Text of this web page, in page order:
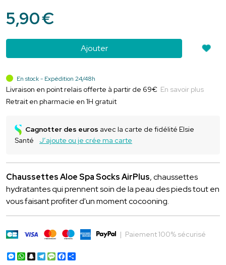
5,90€
Ajouter
En stock - Expédition 24/48h
Livraison en point relais offerte à partir de 69€ En savoir plus
Retrait en pharmacie en 1H gratuit
Cagnotter des euros avec la carte de fidélité Elsie
Santé
J’ajoute ou je crée ma carte
Chaussettes Aloe Spa Socks AirPlus, chaussettes
hydratantes qui prennent soin de la peau des pieds tout en
vous faisant profiter d'un moment cocooning.
| Paiement 100% sécurisé
Messenger
WhatsApp
Snapchat
Telegram
Message
Facebook